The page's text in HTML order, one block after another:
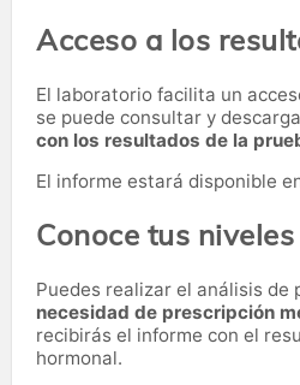
Acceso a los
El laboratorio facilita un
se puede consultar y
con los resultados de la
El informe estará disponible
Conoce tus
Puedes realizar el análisis de
necesidad de prescripción
recibirás el informe con el
hormonal.